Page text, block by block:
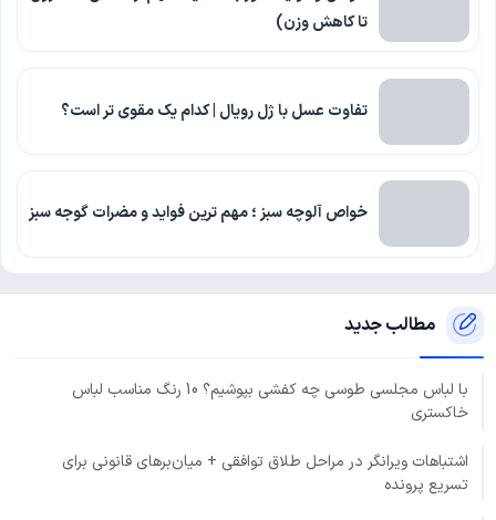
تا کاهش وزن)
تفاوت عسل با ژل رویال | کدام یک مقوی تر است؟
خواص آلوچه سبز ؛ مهم ترین فواید و مضرات گوجه سبز
مطالب جدید
با لباس مجلسی طوسی چه کفشی بپوشیم؟ 10 رنگ مناسب لباس
خاکستری
اشتباهات ویرانگر در مراحل طلاق توافقی + میان‌برهای قانونی برای
تسریع پرونده